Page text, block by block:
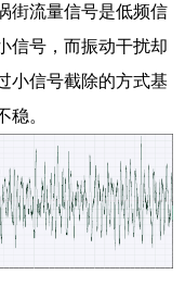
街流量信号是低频信
信号，而振动干扰却
小信号截除的方式基
稳。